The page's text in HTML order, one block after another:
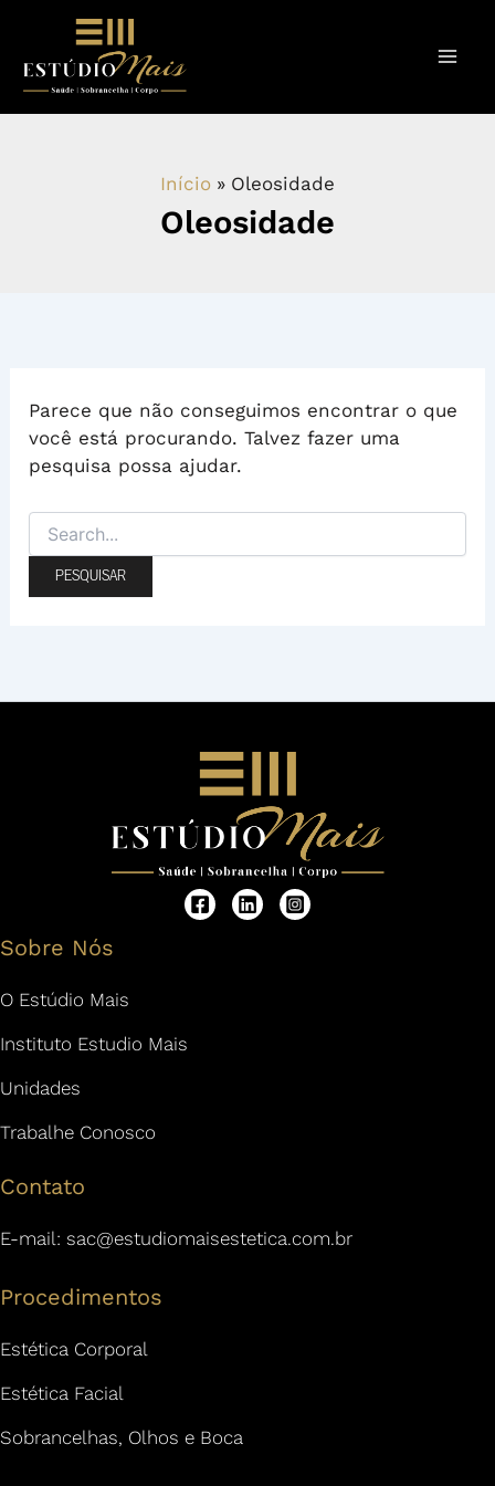
conteúdo
Início Oleosidade
Oleosidade
Parece que não conseguimos encontrar o que
você está procurando. Talvez fazer uma
pesquisa possa ajudar.
Sobre Nós
O Estúdio Mais
Instituto Estudio Mais
Unidades
Trabalhe Conosco
Contato
E-mail: sac@estudiomaisestetica.com.br
Procedimentos
Estética Corporal
Estética Facial
Sobrancelhas, Olhos e Boca